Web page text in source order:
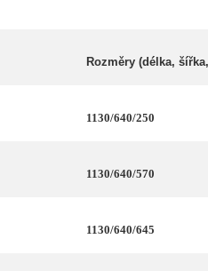
Rozměry (délka,
1130/640/250
1130/640/570
1130/640/645